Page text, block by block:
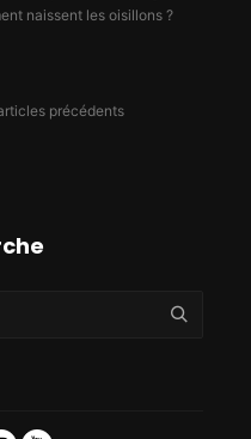
naissent les oisillons ?
précédents